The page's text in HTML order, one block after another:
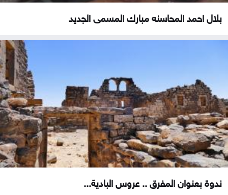
بلال احمد المحاسنه مبارك المسمى الجديد
ندوة بعنوان المفرق .. عروس البادية...